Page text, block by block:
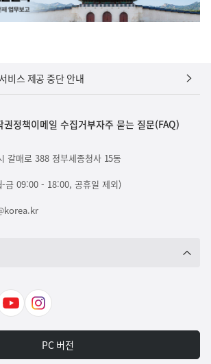
비스 제공 중단 안내
권정책이메일 수집거부자주 묻는 질문(FAQ)
갈매로 388 정부세종청사 15동
09:00 - 18:00, 공휴일 제외)
유
바
인
타
그
PC 버전